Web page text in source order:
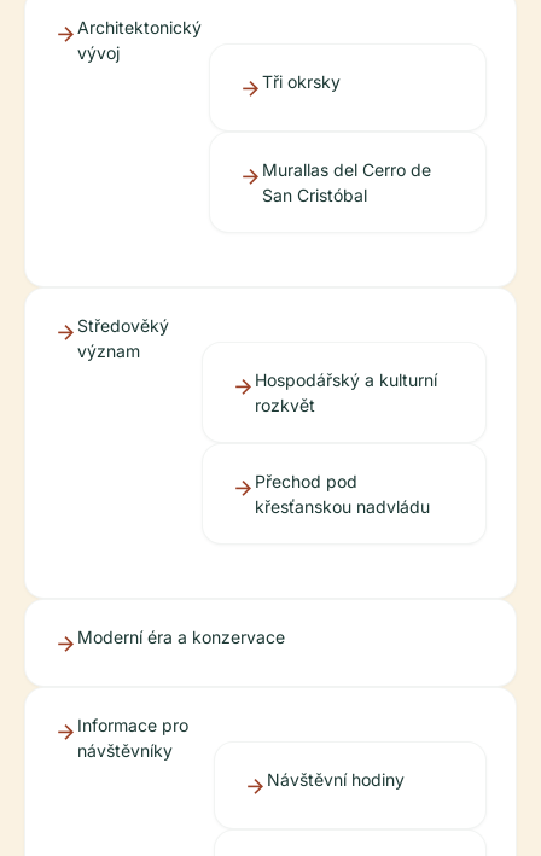
Architektonický
vývoj
Tři okrsky
Murallas del Cerro de
San Cristóbal
Středověký
význam
Hospodářský a kulturní
rozkvět
Přechod pod
křesťanskou nadvládu
Moderní éra a konzervace
Informace pro
návštěvníky
Návštěvní hodiny